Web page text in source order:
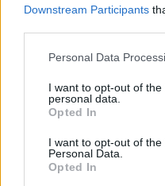
Downstream Participants
Please note that this
not limited to your visit or
grant or deny consent to
use your data for below
consent section.
Personal Data
I want to opt-out of
personal data.
Opted In
I want to opt-out of the
Personal Data.
Opted In
autópálya útépítés
M1 bővítés: már zajlik a
csomópont építése